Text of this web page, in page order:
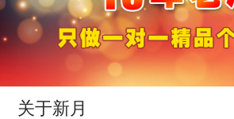
关于新月